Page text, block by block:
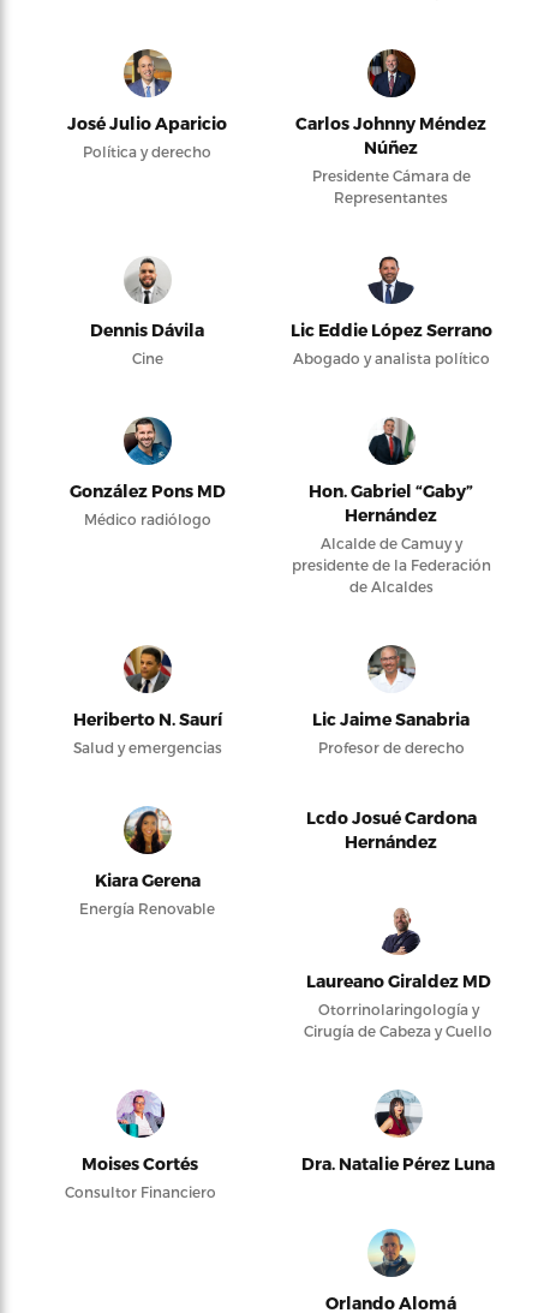
José Julio Aparicio
Política y derecho
Carlos Johnny Méndez
Núñez
Presidente Cámara de
Representantes
Dennis Dávila
Cine
Lic Eddie López Serrano
Abogado y analista político
González Pons MD
Médico radiólogo
Hon. Gabriel “Gaby”
Hernández
Alcalde de Camuy y
presidente de la Federación
de Alcaldes
Heriberto N. Saurí
Salud y emergencias
Lic Jaime Sanabria
Profesor de derecho
Kiara Gerena
Energía Renovable
Lcdo Josué Cardona
Hernández
Laureano Giraldez MD
Otorrinolaringología y
Cirugía de Cabeza y Cuello
Moises Cortés
Consultor Financiero
Dra. Natalie Pérez Luna
Orlando Alomá